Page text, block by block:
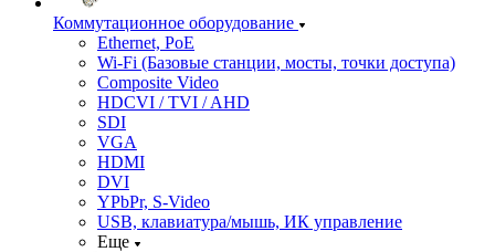
Коммутационное оборудование
Ethernet, PoE
Wi-Fi (Базовые станции, мосты, точки доступа)
Composite Video
HDCVI / TVI / AHD
SDI
VGA
HDMI
DVI
YPbPr, S-Video
USB, клавиатура/мышь, ИК управление
Еще